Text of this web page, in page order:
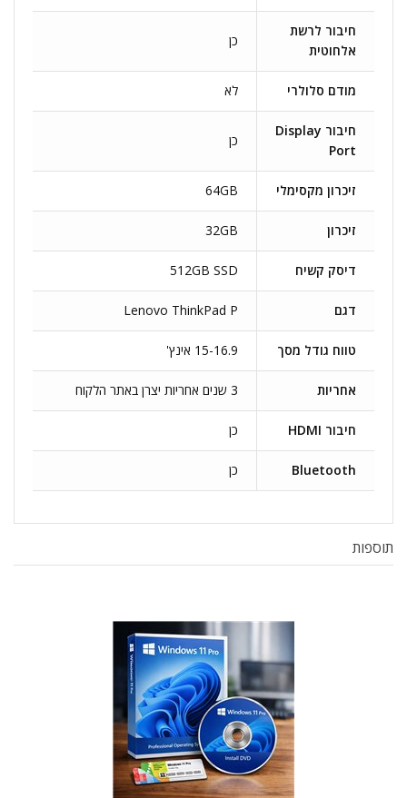
חיבור לרשת
אלחוטית
כן
מודם סלולרי לא
חיבור Display
Port
כן
זיכרון מקסימלי 64GB
זיכרון 32GB
דיסק קשיח 512GB SSD
דגם Lenovo ThinkPad P
טווח גודל מסך 15-16.9 אינץ'
אחריות 3 שנים אחריות יצרן באתר הלקוח
חיבור HDMI כן
Bluetooth כן
תוספות